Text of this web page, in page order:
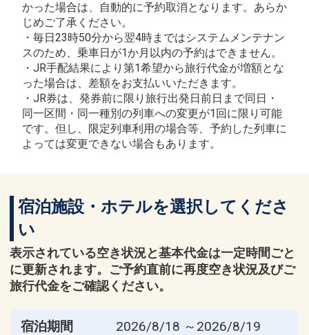
かった場合は、自動的に予約取消となります。あらか
じめご了承ください。
・毎日23時50分から翌4時まではシステムメンテナン
スのため、乗車日が1か月以内の予約はできません。
・JR手配結果により第1希望から旅行代金が増額とな
った場合は、差額をお支払いいただきます。
・JR券は、発券前に限り旅行出発日前日まで同日・
同一区間・同一種別の列車への変更が1回に限り可能
です。但し、限定列車利用の場合等、予約した列車に
よっては変更できない場合もあります。
宿泊施設・ホテルを選択してくださ
い
表示されている空き状況と基本代金は一定時間ごと
に更新されます。ご予約直前に再度空き状況及びご
旅行代金をご確認ください。
宿泊期間
2026/8/18 ～2026/8/19